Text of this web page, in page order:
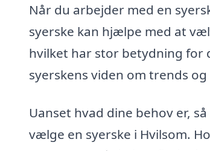
Når du arbejder med en
syerske kan hjælpe med at
hvilket har stor betydning for
syerskens viden om trends
Uanset hvad dine behov er,
vælge en syerske i Hvilsom.